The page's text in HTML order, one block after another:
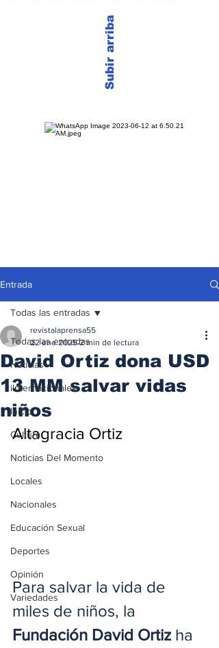
Subir arriba
Entrada
Todas las entradas
Noticias
iInternacionales
Inicio
Cultura
Noticias Del Momento
Locales
Nacionales
Educación Sexual
Deportes
Opinión
Variedades
Todas las entradas
David Ortiz dona USD
13 MM salvar vidas
niños
revistalaprensa55
22 ene 2025 2 min de lectura
Altagracia Ortiz
Para salvar la vida de
miles de niños, la
Fundación David Ortiz ha